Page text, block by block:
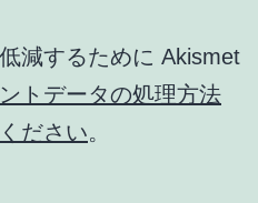
減するために Akismet
トデータの処理方法
ださい。